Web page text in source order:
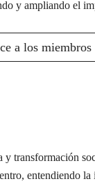
y ampliando el
a los
y transformación
entendiendo